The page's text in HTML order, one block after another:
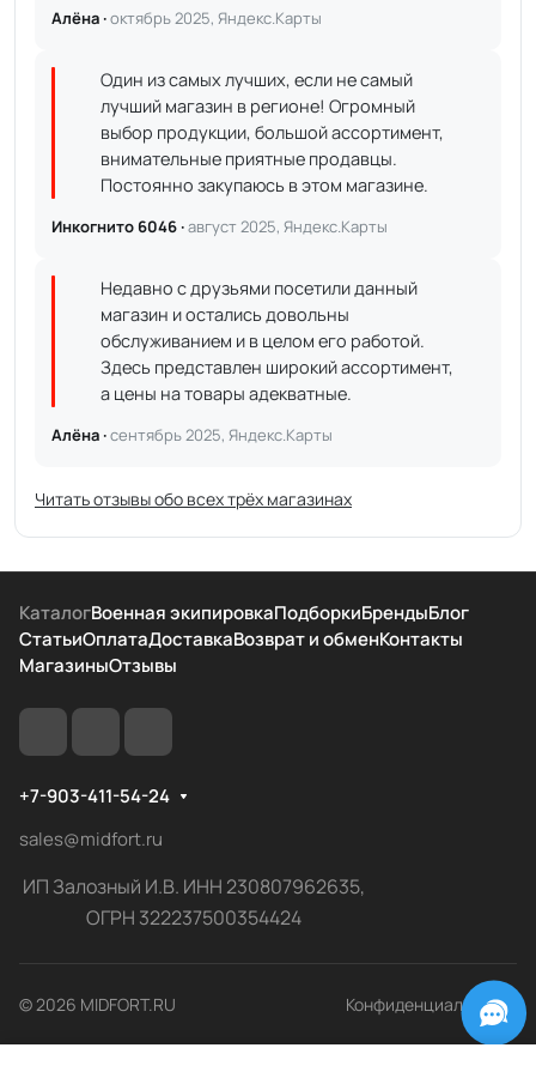
Алёна ·октябрь 2025, Яндекс.Карты
Один из самых лучших, если не самый
лучший магазин в регионе! Огромный
выбор продукции, большой ассортимент,
внимательные приятные продавцы.
Постоянно закупаюсь в этом магазине.
Инкогнито 6046 ·август 2025, Яндекс.Карты
Недавно с друзьями посетили данный
магазин и остались довольны
обслуживанием и в целом его работой.
Здесь представлен широкий ассортимент,
а цены на товары адекватные.
Алёна ·сентябрь 2025, Яндекс.Карты
Читать отзывы обо всех трёх магазинах
КаталогВоенная экипировкаПодборкиБрендыБлог
СтатьиОплатаДоставкаВозврат и обменКонтакты
МагазиныОтзывы
+7-903-411-54-24
sales@midfort.ru
ИП Залозный И.В. ИНН 230807962635,
ОГРН 322237500354424
© 2026 MIDFORT.RU Конфиденциальность